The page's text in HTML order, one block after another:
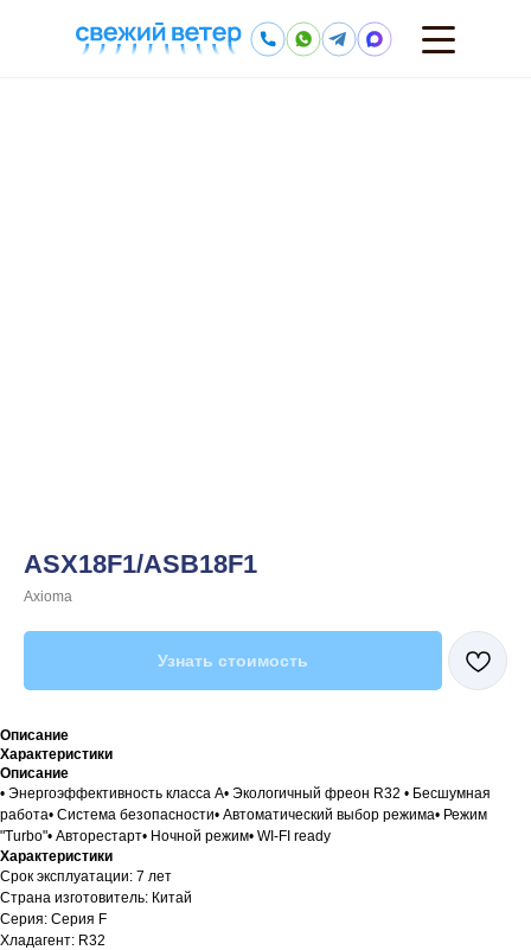
ASX18F1/ASB18F1
Axioma
Узнать стоимость
Описание
Характеристики
Описание
• Энергоэффективность класса А• Экологичный фреон R32 • Бесшумная
работа• Система безопасности• Автоматический выбор режима• Режим
"Turbo"• Авторестарт• Ночной режим• WI-FI ready
Характеристики
Срок эксплуатации: 7 лет
Страна изготовитель: Китай
Серия: Серия F
Хладагент: R32